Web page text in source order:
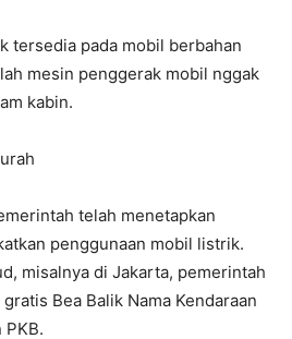
tersedia pada mobil berbahan
mesin penggerak mobil nggak
kabin.
telah menetapkan
penggunaan mobil listrik.
misalnya di Jakarta, pemerintah
Bea Balik Nama Kendaraan
PKB.